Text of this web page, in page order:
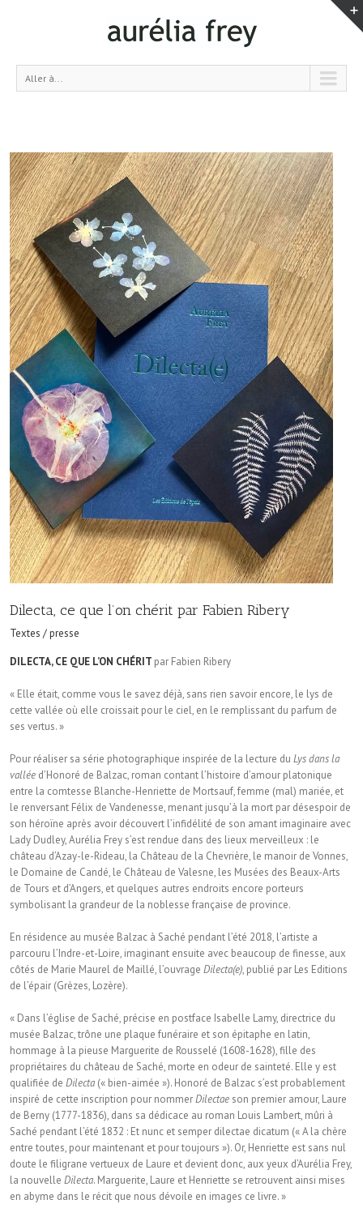
Aller à...
Dilecta, ce que l’on chérit par Fabien Ribery
Textes / presse
DILECTA, CE QUE L’ON CHÉRIT par Fabien Ribery
« Elle était, comme vous le savez déjà, sans rien savoir encore, le lys de
cette vallée où elle croissait pour le ciel, en le remplissant du parfum de
ses vertus. »
Pour réaliser sa série photographique inspirée de la lecture du Lys dans la
vallée d’Honoré de Balzac, roman contant l’histoire d’amour platonique
entre la comtesse Blanche-Henriette de Mortsauf, femme (mal) mariée, et
le renversant Félix de Vandenesse, menant jusqu’à la mort par désespoir de
son héroïne après avoir découvert l’infidélité de son amant imaginaire avec
Lady Dudley, Aurélia Frey s’est rendue dans des lieux merveilleux : le
château d’Azay-le-Rideau, la Château de la Chevrière, le manoir de Vonnes,
le Domaine de Candé, le Château de Valesne, les Musées des Beaux-Arts
de Tours et d’Angers, et quelques autres endroits encore porteurs
symbolisant la grandeur de la noblesse française de province.
En résidence au musée Balzac à Saché pendant l’été 2018, l’artiste a
parcouru l’Indre-et-Loire, imaginant ensuite avec beaucoup de finesse, aux
côtés de Marie Maurel de Maillé, l’ouvrage Dilecta(e), publié par Les Editions
de l’épair (Grèzes, Lozère).
« Dans l’église de Saché, précise en postface Isabelle Lamy, directrice du
musée Balzac, trône une plaque funéraire et son épitaphe en latin,
hommage à la pieuse Marguerite de Rousselé (1608-1628), fille des
propriétaires du château de Saché, morte en odeur de sainteté. Elle y est
qualifiée de Dilecta (« bien-aimée »). Honoré de Balzac s’est probablement
inspiré de cette inscription pour nommerDilectae son premier amour, Laure
de Berny (1777-1836), dans sa dédicace au roman Louis Lambert, mûri à
Saché pendant l’été 1832 : Et nunc et semper dilectae dicatum (« A la chère
entre toutes, pour maintenant et pour toujours »). Or, Henriette est sans nul
doute le filigrane vertueux de Laure et devient donc, aux yeux d’Aurélia Frey,
la nouvelle Dilecta. Marguerite, Laure et Henriette se retrouvent ainsi mises
en abyme dans le récit que nous dévoile en images ce livre. »